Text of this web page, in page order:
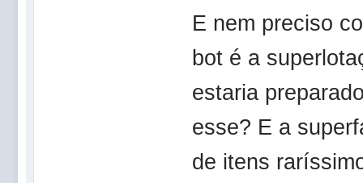
E nem preciso
bot é a
estaria
esse? E a
de itens